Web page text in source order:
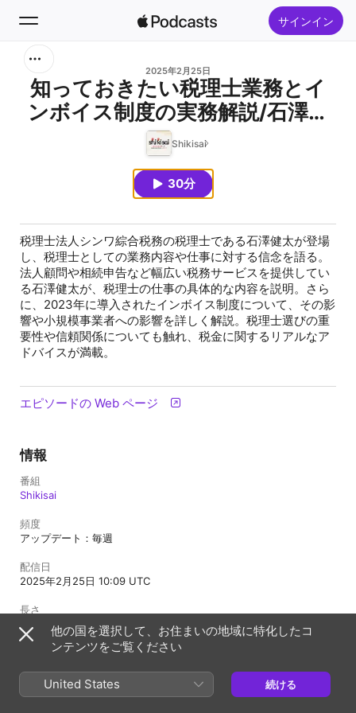
サインイン
ホーム
トップランキング
2025年2月25日
知っておきたい税理士業務とイ
ンボイス制度の実務解説/石澤健
太（税理士法人シンワ綜合税務
税理士）×山崎薫子
Shikisai
30分
税理士法人シンワ綜合税務の税理士である石澤健太が登場
し、税理士としての業務内容や仕事に対する信念を語る。
法人顧問や相続申告など幅広い税務サービスを提供してい
る石澤健太が、税理士の仕事の具体的な内容を説明。さら
に、2023年に導入されたインボイス制度について、その影
響や小規模事業者への影響を詳しく解説。税理士選びの重
要性や信頼関係についても触れ、税金に関するリアルなア
ドバイスが満載。
エピソードの Web ページ
情報
番組
Shikisai
頻度
アップデート：毎週
配信日
2025年2月25日 10:09 UTC
長さ
制限指定
他の国を選択して、お住まいの地域に特化したコ
ンテンツをご覧ください
United States 続ける